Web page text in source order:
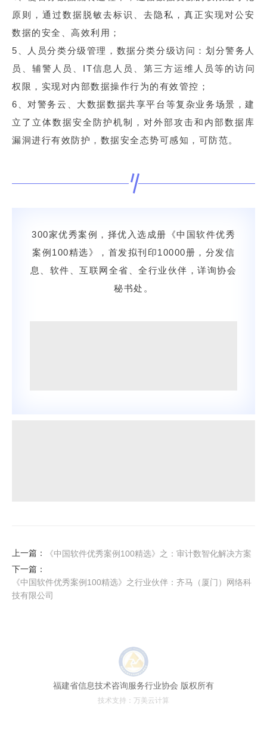
原则，通过数据脱敏去标识、去隐私，真正实现对公安
数据的安全、高效利用；
5、人员分类分级管理，数据分类分级访问：划分警务人
员、辅警人员、IT信息人员、第三方运维人员等的访问
权限，实现对内部数据操作行为的有效管控；
6、对警务云、大数据数据共享平台等复杂业务场景，建
立了立体数据安全防护机制，对外部攻击和内部数据库
漏洞进行有效防护，数据安全态势可感知，可防范。
300家优秀案例，择优入选成册《中国软件优秀
案例100精选》，首发拟刊印10000册，分发信
息、软件、互联网全省、全行业伙伴，详询协会
秘书处。
上一篇：
《中国软件优秀案例100精选》之：审计数智化解决方案
下一篇：
《中国软件优秀案例100精选》之行业伙伴：齐马（厦门）网络科
技有限公司
福建省信息技术咨询服务行业协会 版权所有
技术支持： 万美云计算